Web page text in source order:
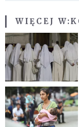
WIĘCEJ W: